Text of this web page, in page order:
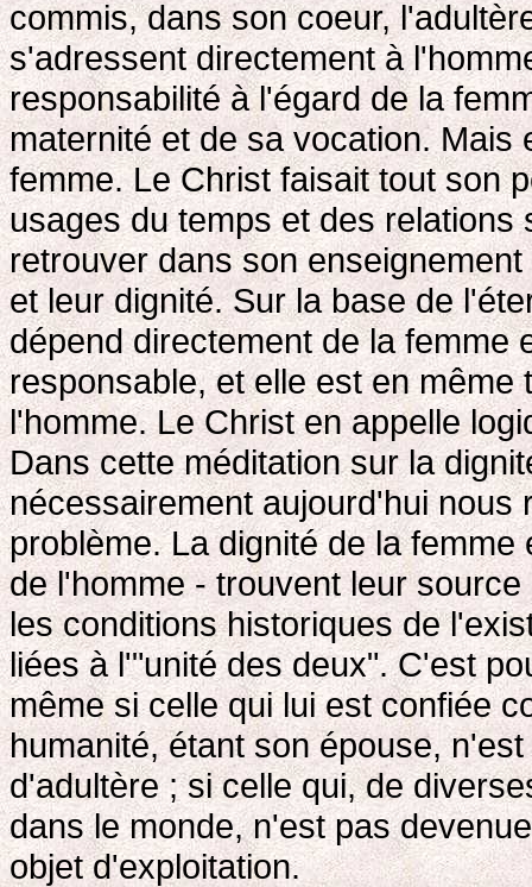
commis, dans son coeur,
s'adressent directement à
responsabilité à l'égard de la
maternité et de sa vocation.
femme. Le Christ faisait tout son
usages du temps et des
retrouver dans son
et leur dignité. Sur la base de
dépend directement de la femme
responsable, et elle est en
l'homme. Le Christ en appelle
Dans cette méditation sur la
nécessairement aujourd'hui nous
problème. La dignité de la
de l'homme - trouvent leur
les conditions historiques de
liées à l'"unité des deux". C'est
même si celle qui lui est confiée
humanité, étant son épouse,
d'adultère ; si celle qui, de
dans le monde, n'est pas
objet d'exploitation.